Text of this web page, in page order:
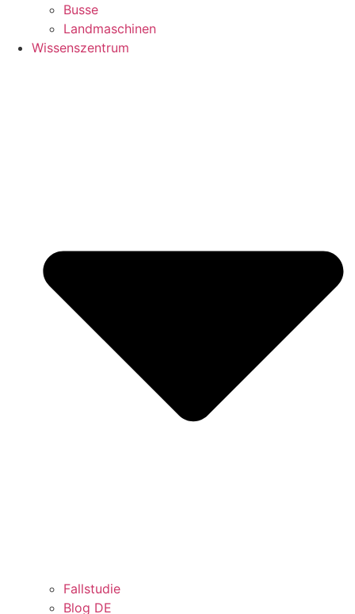
Busse
Landmaschinen
Wissenszentrum
Fallstudie
Blog DE